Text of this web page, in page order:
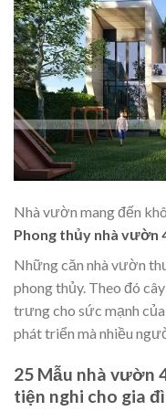
Nhà vườn mang đến
Phong thủy nhà vườn
Những căn nhà vườn
phong thủy. Theo đó
trưng cho sức mạnh
phát triển mà nhiều
25 Mẫu nhà vườn
tiện nghi cho gia